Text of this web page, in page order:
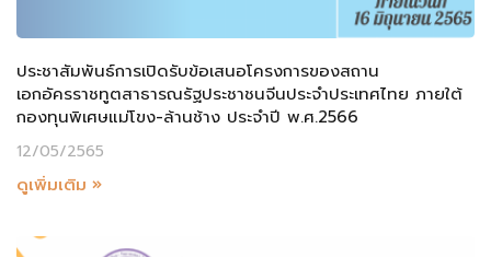
ประชาสัมพันธ์การเปิดรับข้อเสนอโครงการของสถาน
เอกอัครราชทูตสาธารณรัฐประชาชนจีนประจำประเทศไทย ภายใต้
กองทุนพิเศษแม่โขง-ล้านช้าง ประจำปี พ.ศ.2566
12/05/2565
ดูเพิ่มเติม »